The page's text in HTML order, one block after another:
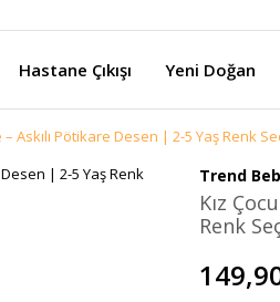
Hastane Çıkışı Yeni Doğan
– Askılı Pötikare Desen | 2-5 Yaş Renk
Trend
Kız
Renk